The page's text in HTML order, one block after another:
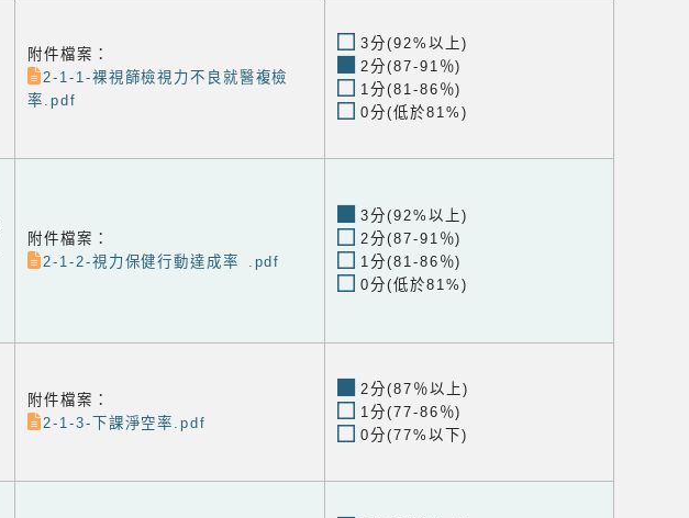
附件檔案：
2-1-1-裸視篩檢視力不良就醫複檢
率.pdf
3分(92%以上)
2分(87-91％)
1分(81-86％)
0分(低於81%)
附件檔案：
2-1-2-視力保健行動達成率 .pdf
3分(92%以上)
2分(87-91％)
1分(81-86％)
0分(低於81%)
附件檔案：
2-1-3-下課淨空率.pdf
2分(87％以上)
1分(77-86％)
0分(77%以下)